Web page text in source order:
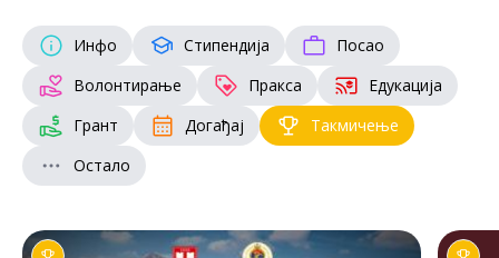
Инфо Стипендија
Посао
Волонтирање
Пракса
Едукација
Грант
Догађај
Такмичење
Остало